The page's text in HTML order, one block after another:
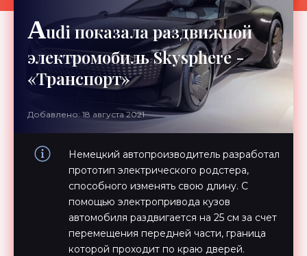
Audi показала раздвижной
электромобиль Skysphere -
«Транспорт»
Добавлено: 18 августа 2021
Немецкий автопроизводитель разработал
прототип электрического родстера,
способного изменять свою длину. С
помощью электропривода кузов
автомобиля раздвигается на 25 см за счет
перемещения передней части, граница
которой проходит по краю дверей.